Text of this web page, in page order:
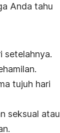
Anda tahu
setelahnya.
tujuh hari
seksual atau